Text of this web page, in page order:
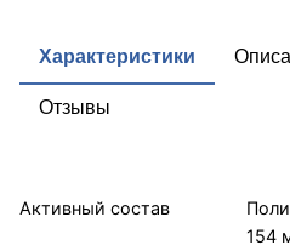
Характеристики
Отзывы
Активный состав
154